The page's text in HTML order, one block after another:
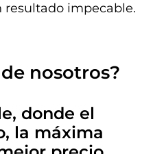
resultado impecable.
nosotros?
donde el
la máxima